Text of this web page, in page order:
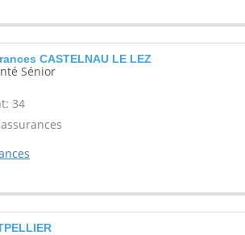
CASTELNAU LE LEZ
Sénior
34